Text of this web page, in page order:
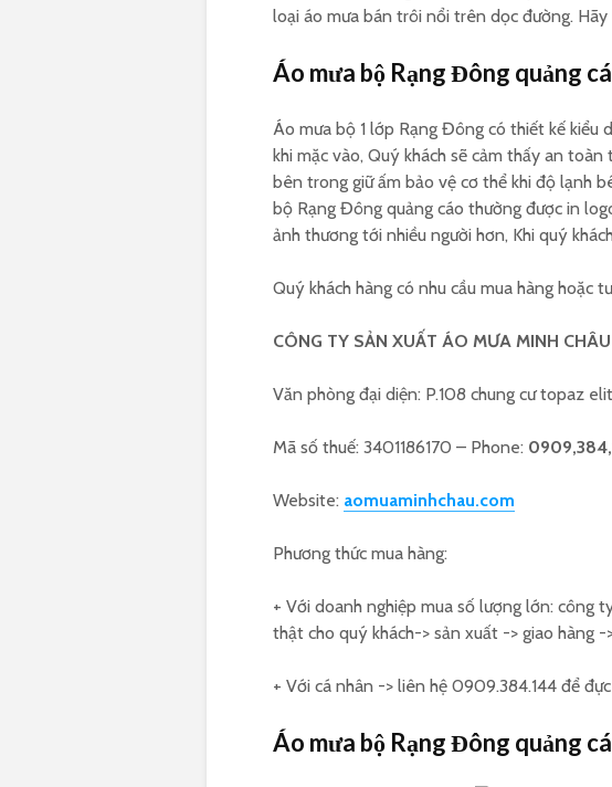
loại áo mưa bán trôi nổi trên dọc đường.
Áo mưa bộ Rạng Đông quảng
Áo mưa bộ 1 lớp Rạng Đông có thiết kế kiểu
khi mặc vào, Quý khách sẽ cảm thấy an
bên trong giữ ấm bảo vệ cơ thể khi độ lạnh
bộ Rạng Đông quảng cáo thường được in
ảnh thương tới nhiều người hơn, Khi quý
Quý khách hàng có nhu cầu mua hàng hoặc
CÔNG TY SẢN XUẤT ÁO MƯA MINH CHÂU
Văn phòng đại diện: P.108 chung cư topaz
Mã số thuế: 3401186170 – Phone:
Website: aomuaminhchau.com
Phương thức mua hàng:
+ Với doanh nghiệp mua số lượng lớn: công
thật cho quý khách-> sản xuất -> giao hàng
+ Với cá nhân -> liên hệ 0909.384.144 để
Áo mưa bộ Rạng Đông quảng